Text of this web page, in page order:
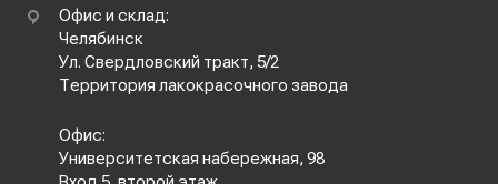
Офис и склад:
Челябинск
Ул. Свердловский тракт, 5/2
Территория лакокрасочного завода
Офис:
Университетская набережная, 98